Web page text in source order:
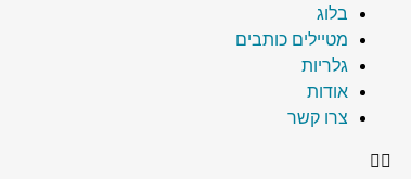
בלוג
מטיילים כותבים
גלריות
אודות
צרו קשר